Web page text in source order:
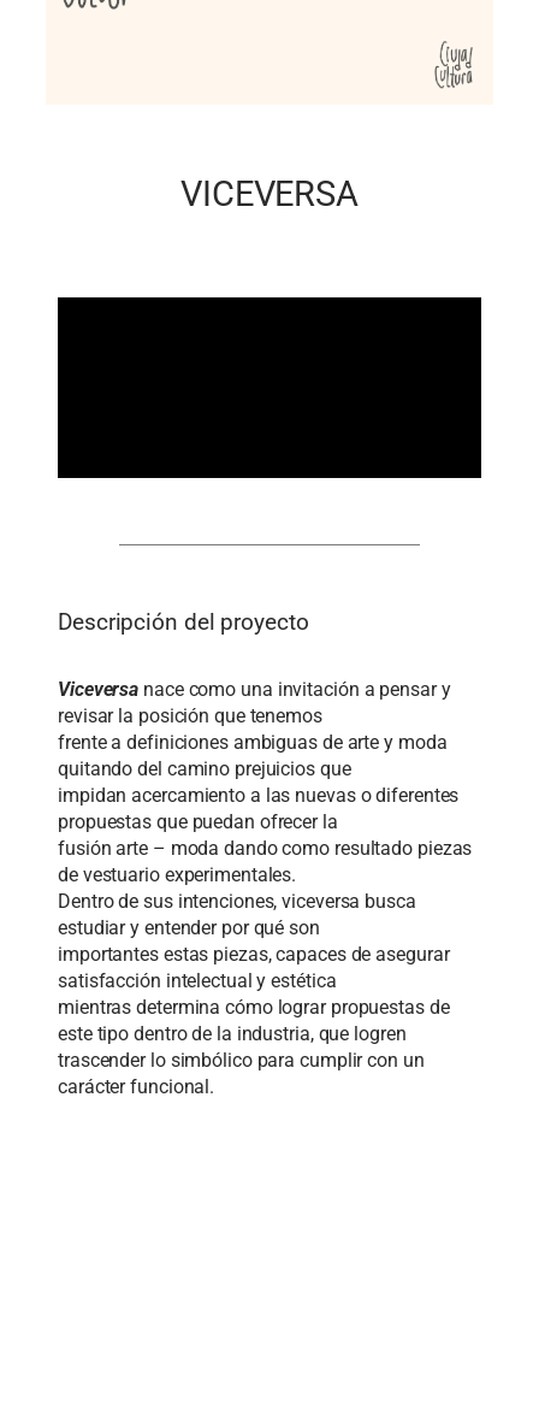
VICEVERSA
Descripción del proyecto
Viceversa nace como una invitación a pensar y
revisar la posición que tenemos
frente a definiciones ambiguas de arte y moda
quitando del camino prejuicios que
impidan acercamiento a las nuevas o diferentes
propuestas que puedan ofrecer la
fusión arte – moda dando como resultado piezas
de vestuario experimentales.
Dentro de sus intenciones, viceversa busca
estudiar y entender por qué son
importantes estas piezas, capaces de asegurar
satisfacción intelectual y estética
mientras determina cómo lograr propuestas de
este tipo dentro de la industria, que logren
trascender lo simbólico para cumplir con un
carácter funcional.